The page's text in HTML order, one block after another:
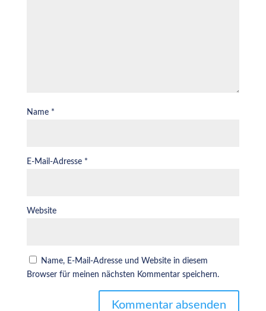
Name *
E-Mail-Adresse *
Website
Name, E-Mail-Adresse und Website in diesem
Browser für meinen nächsten Kommentar speichern.